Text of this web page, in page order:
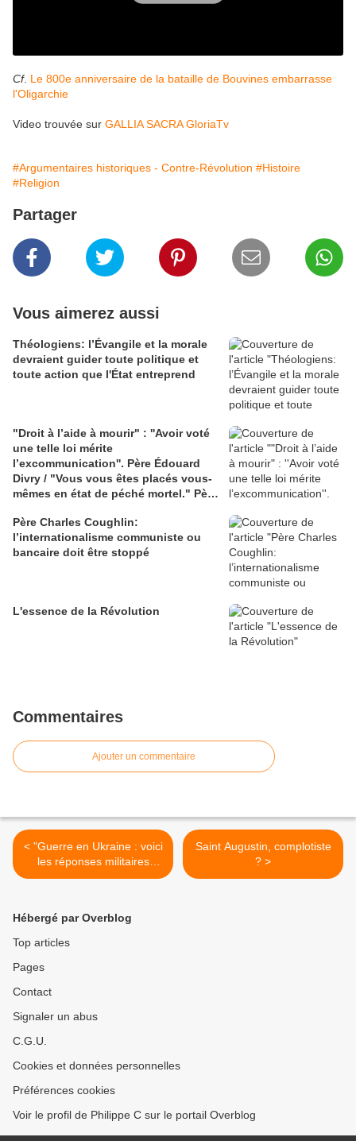
Cf. Le 800e anniversaire de la bataille de Bouvines embarrasse
l'Oligarchie
Video trouvée sur GALLIA SACRA GloriaTv
#Argumentaires historiques - Contre-Révolution #Histoire
#Religion
Partager
Vous aimerez aussi
Théologiens: l’Évangile et la morale
devraient guider toute politique et
toute action que l'État entreprend
"Droit à l’aide à mourir" : ''Avoir voté
une telle loi mérite
l’excommunication''. Père Édouard
Divry / "Vous vous êtes placés vous-
mêmes en état de péché mortel." Père
Père Charles Coughlin:
l’internationalisme communiste ou
bancaire doit être stoppé
L'essence de la Révolution
Commentaires
Ajouter un commentaire
< "Guerre en Ukraine : voici
les réponses militaires
retenues par la France" : Et
que nous annoncions sur
ce blog en 2017
Saint Augustin, complotiste
? >
Hébergé par Overblog
Top articles
Pages
Contact
Signaler un abus
C.G.U.
Cookies et données personnelles
Préférences cookies
Voir le profil de Philippe C sur le portail Overblog